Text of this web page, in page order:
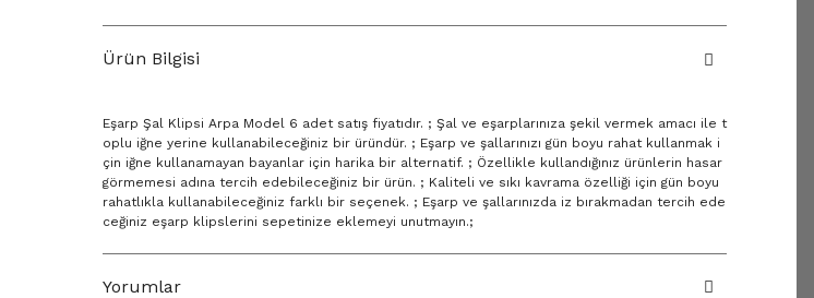
Ürün Bilgisi
Eşarp Şal Klipsi Arpa Model 6 adet satış fiyatıdır. ; Şal ve eşarplarınıza şekil vermek amacı ile t
oplu iğne yerine kullanabileceğiniz bir üründür. ; Eşarp ve şallarınızı gün boyu rahat kullanmak i
çin iğne kullanamayan bayanlar için harika bir alternatif. ; Özellikle kullandığınız ürünlerin hasar
görmemesi adına tercih edebileceğiniz bir ürün. ; Kaliteli ve sıkı kavrama özelliği için gün boyu
rahatlıkla kullanabileceğiniz farklı bir seçenek. ; Eşarp ve şallarınızda iz bırakmadan tercih ede
ceğiniz eşarp klipslerini sepetinize eklemeyi unutmayın.;
Yorumlar